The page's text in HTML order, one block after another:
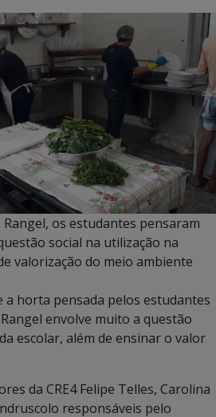
os estudantes pensaram
social na utilização na
valorização do meio ambiente
a horta pensada pelos estudantes
envolve muito a questão
escolar, além de ensinar o valor
da CRE4 Felipe Telles, Carolina
responsáveis pelo